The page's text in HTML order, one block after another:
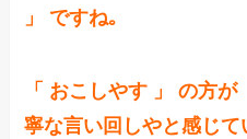
」 ですね｡
「 おこしやす 」 の方
寧な言い回しやと感じて